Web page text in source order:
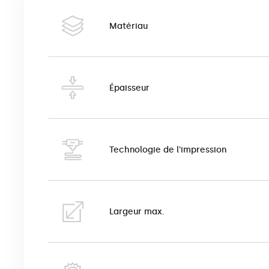
bureaux, les hôtels, les restaurants et les
l’intérieur.
Les papiers peints photo se caractérisent par des
l’impression. Tous les contaminants sur la surface
peints photo ont une surface légèrement
Les papiers peints photo sont imprimés en
Le produit possède le certificat de produit ignifuge
Matériau
Épaisseur
Technologie de l'impression
Largeur max.